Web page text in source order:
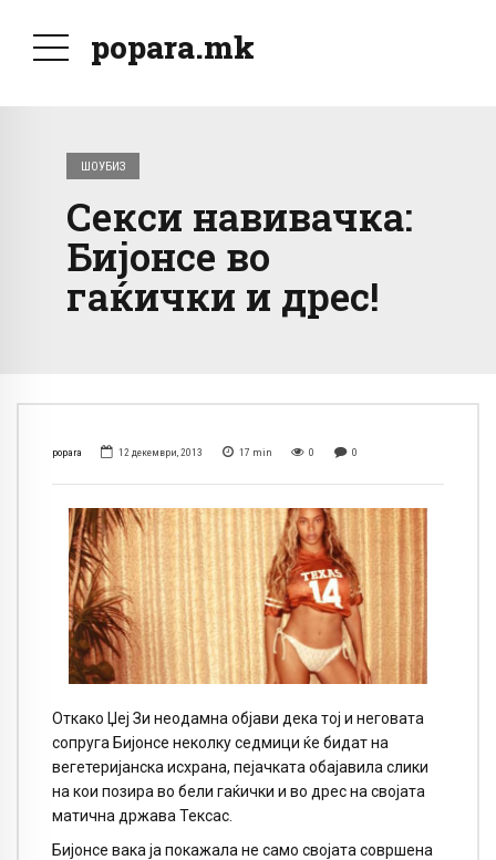
popara.mk
ШОУБИЗ
Секси навивачка:
Бијонсе во
гаќички и дрес!
popara 12 декември, 2013 17 min 0 0
Откако Џеј Зи неодамна објави дека тој и неговата
сопруга Бијонсе неколку седмици ќе бидат на
вегетеријанска исхрана, пејачката обајавила слики
на кои позира во бели гаќички и во дрес на својата
матична држава Тексас.
Бијонсе вака ја покажала не само својата совршена